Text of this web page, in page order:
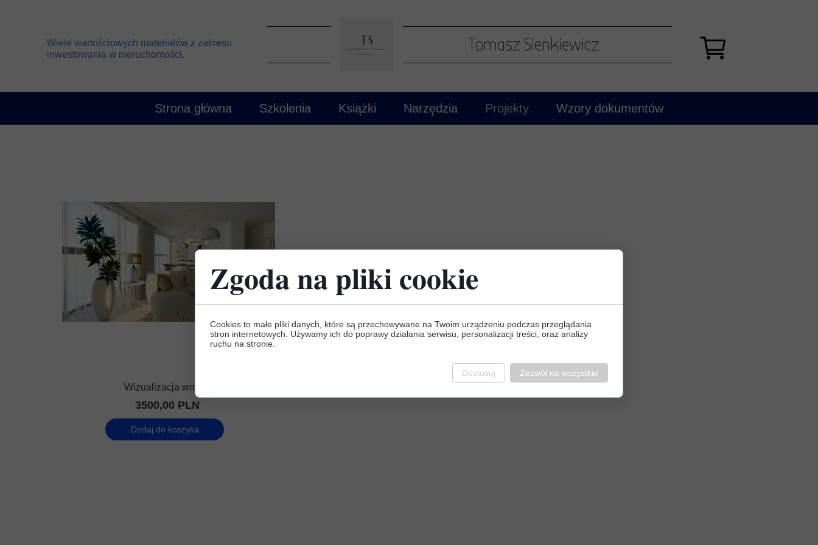
Strona główna Szkolenia Książki Narzędzia Projekty Wzory dokumentów
Tomasz Sienkiewicz
Wiele wartościowych materiałów z zakresu
inwestowania w nieruchomości.
Dodaj do koszyka
Wizualizacja wnętrz
3500,00 PLN
Zgoda na pliki cookie
Cookies to małe pliki danych, które są przechowywane na Twoim urządzeniu podczas przeglądania
stron internetowych. Używamy ich do poprawy działania serwisu, personalizacji treści, oraz analizy
ruchu na stronie.
Dostosuj Zezwól na wszystkie